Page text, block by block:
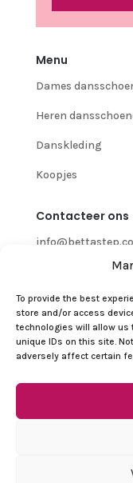
To provide the best
store and/or access
technologies will allow us
unique IDs on this site.
adversely affect certain
Menu
Dames
Heren
Danskleding
Koopjes
Contacteer ons
+32(0)485 39 45
BTW/VAT nr:
Klantenservice
Terugbetalings-